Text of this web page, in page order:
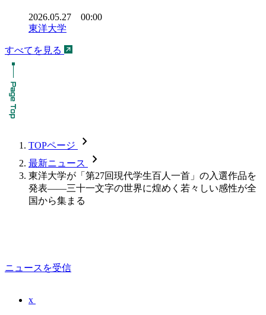
2026.05.27 00:00
東洋大学
すべてを見る
TOPページ chevron_forward
最新ニュース chevron_forward
東洋大学が「第27回現代学生百人一首」の入選作品を
発表――三十一文字の世界に煌めく若々しい感性が全
国から集まる
ニュースを受信
x